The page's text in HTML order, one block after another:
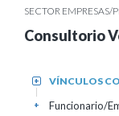
SECTOR
Consultorio
VÍNCULOS
+
Funcionario/
+